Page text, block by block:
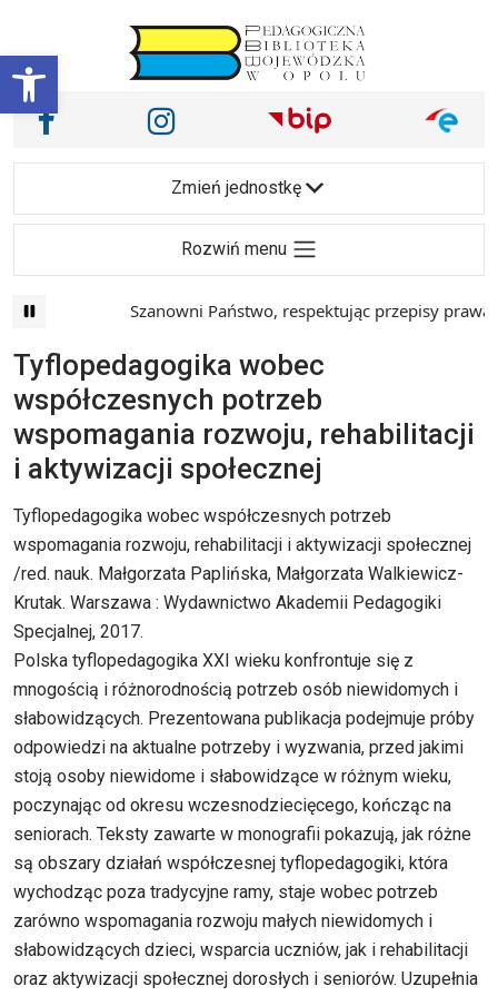
Otwórz pasek narzędzi
Main Navigation
Nasze media społecznościowe i inne
Facebook Instagram
Zmień jednostkę
Rozwiń menu
Szanowni Państwo, respektując przepisy prawa
Tyflopedagogika wobec
współczesnych potrzeb
wspomagania rozwoju, rehabilitacji
i aktywizacji społecznej
Tyflopedagogika wobec współczesnych potrzeb
wspomagania rozwoju, rehabilitacji i aktywizacji społecznej
/red. nauk. Małgorzata Paplińska, Małgorzata Walkiewicz-
Krutak. Warszawa : Wydawnictwo Akademii Pedagogiki
Specjalnej, 2017.
Polska tyflopedagogika XXI wieku konfrontuje się z
mnogością i różnorodnością potrzeb osób niewidomych i
słabowidzących. Prezentowana publikacja podejmuje próby
odpowiedzi na aktualne potrzeby i wyzwania, przed jakimi
stoją osoby niewidome i słabowidzące w różnym wieku,
poczynając od okresu wczesnodziecięcego, kończąc na
seniorach. Teksty zawarte w monografii pokazują, jak różne
są obszary działań współczesnej tyflopedagogiki, która
wychodząc poza tradycyjne ramy, staje wobec potrzeb
zarówno wspomagania rozwoju małych niewidomych i
słabowidzących dzieci, wsparcia uczniów, jak i rehabilitacji
oraz aktywizacji społecznej dorosłych i seniorów. Uzupełnia